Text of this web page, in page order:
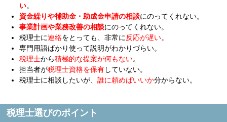
い。
資金繰りや補助金・助成金申請の相談にのってくれない。
事業計画や業務改善の相談にのってくれない。
税理士に連絡をとっても、非常に 反応が遅い。
専門用語ばかり使って説明がわかりづらい。
税理士から積極的な提案が何もない。
担当者が税理士資格を保有していない。
税理士に相談したいが、誰に頼めばいいか分からない。
税理士選びのポイント